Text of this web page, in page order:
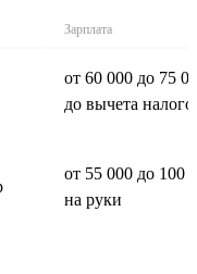
Зарплата
от 60 000 до 75
до вычета
от 55 000 до 100
на руки